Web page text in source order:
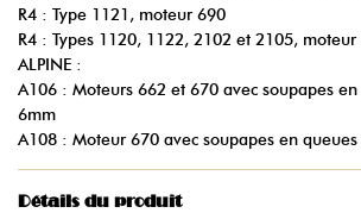
R4 : Type 1121, moteur 690
R4 : Types 1120, 1122, 2102 et 2105, moteur
ALPINE :
A106 : Moteurs 662 et 670 avec soupapes
6mm
A108 : Moteur 670 avec soupapes en
Détails du produit